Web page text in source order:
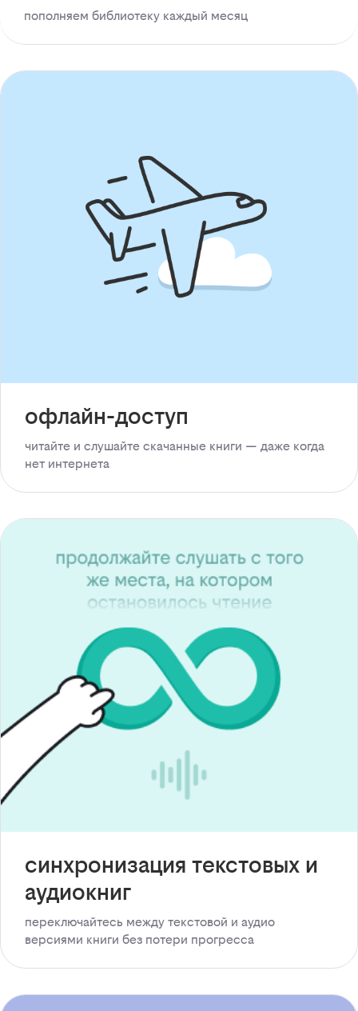
пополняем библиотеку каждый месяц
офлайн-доступ
читайте и слушайте скачанные книги — даже когда
нет интернета
синхронизация текстовых и
аудиокниг
переключайтесь между текстовой и аудио
версиями книги без потери прогресса